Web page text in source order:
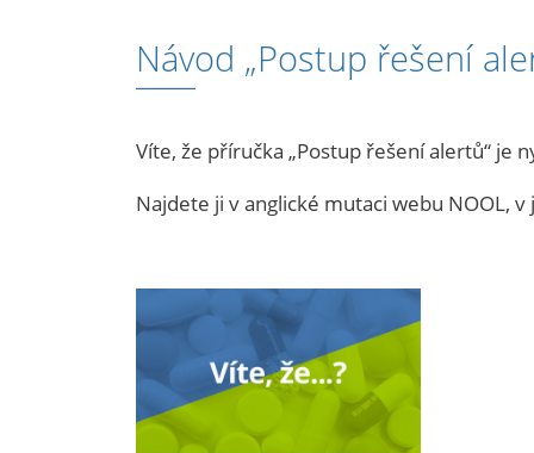
Návod „Postup řešení
Víte, že příručka „Postup řešení alertů“ je
Najdete ji v anglické mutaci webu NOOL,